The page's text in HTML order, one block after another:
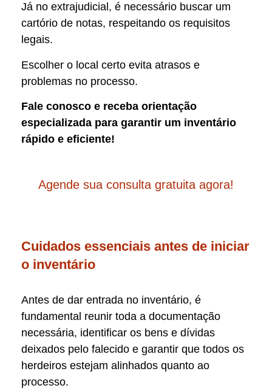
Já no extrajudicial, é necessário buscar um
cartório de notas, respeitando os requisitos
legais.
Escolher o local certo evita atrasos e
problemas no processo.
Fale conosco e receba orientação
especializada para garantir um inventário
rápido e eficiente!
Agende sua consulta gratuita agora!
Cuidados essenciais antes de iniciar
o inventário
Antes de dar entrada no inventário, é
fundamental reunir toda a documentação
necessária, identificar os bens e dívidas
deixados pelo falecido e garantir que todos os
herdeiros estejam alinhados quanto ao
processo.